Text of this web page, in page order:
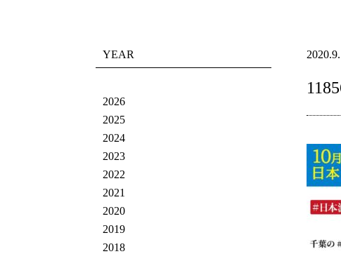
YEAR
2026
2025
2024
2023
2022
2021
2020
2019
2018